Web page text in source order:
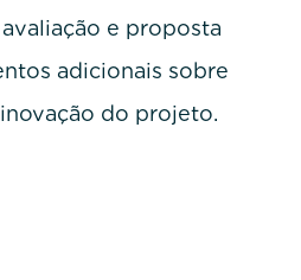
e proposta
adicionais sobre
do projeto.